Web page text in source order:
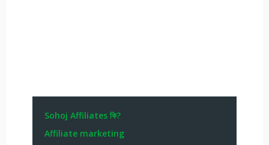
Sohoj Affiliates কি?
Affiliate marketing